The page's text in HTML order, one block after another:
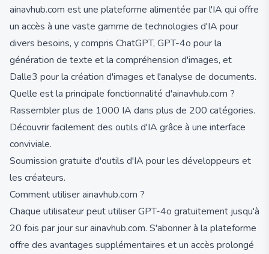
ainavhub.com est une plateforme alimentée par l'IA qui offre
un accès à une vaste gamme de technologies d'IA pour
divers besoins, y compris ChatGPT, GPT-4o pour la
génération de texte et la compréhension d'images, et
Dalle3 pour la création d'images et l'analyse de documents.
Quelle est la principale fonctionnalité d'ainavhub.com ?
Rassembler plus de 1000 IA dans plus de 200 catégories.
Découvrir facilement des outils d'IA grâce à une interface
conviviale.
Soumission gratuite d'outils d'IA pour les développeurs et
les créateurs.
Comment utiliser ainavhub.com ?
Chaque utilisateur peut utiliser GPT-4o gratuitement jusqu'à
20 fois par jour sur ainavhub.com. S'abonner à la plateforme
offre des avantages supplémentaires et un accès prolongé